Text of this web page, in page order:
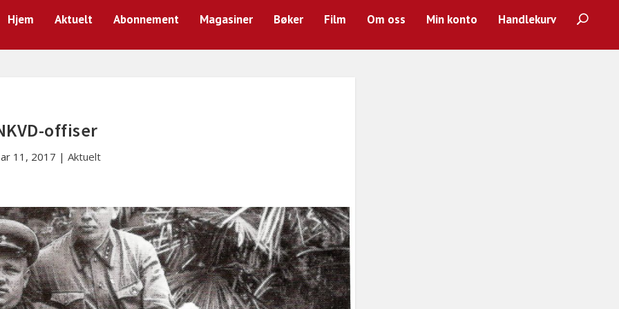
Hjem Aktuelt Abonnement Magasiner Bøker Film Om oss Min konto Handlekurv
offiser
11, 2017 | Aktuelt